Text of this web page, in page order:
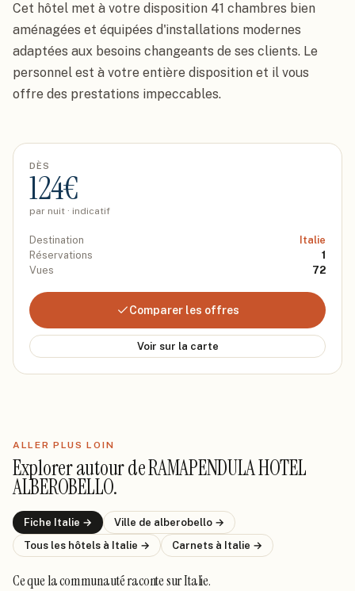
Cet hôtel met à votre disposition 41 chambres bien
aménagées et équipées d'installations modernes
adaptées aux besoins changeants de ses clients. Le
personnel est à votre entière disposition et il vous
offre des prestations impeccables.
DÈS
124€
par nuit · indicatif
Destination
Italie
Réservations
1
Vues
72
Comparer les offres
Voir sur la carte
ALLER PLUS LOIN
Explorer autour deRAMAPENDULA HOTEL
ALBEROBELLO.
Fiche Italie → Ville de alberobello →
Tous les hôtels à Italie → Carnets à Italie →
Ce que la communauté racontesur Italie.